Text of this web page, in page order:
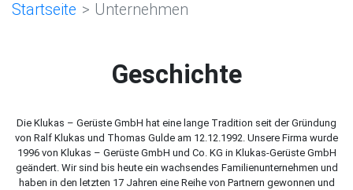
Startseite Unternehmen
Geschichte
Die Klukas – Gerüste GmbH hat eine lange Tradition seit der Gründung
von Ralf Klukas und Thomas Gulde am 12.12.1992. Unsere Firma wurde
1996 von Klukas – Gerüste GmbH und Co. KG in Klukas-Gerüste GmbH
geändert. Wir sind bis heute ein wachsendes Familienunternehmen und
haben in den letzten 17 Jahren eine Reihe von Partnern gewonnen und